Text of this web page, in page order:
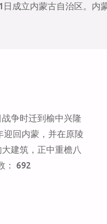
成立内蒙古自治区。内
争时迁到榆中兴隆
迎回内蒙，并在原陵
建筑，正中重檐八
： 692